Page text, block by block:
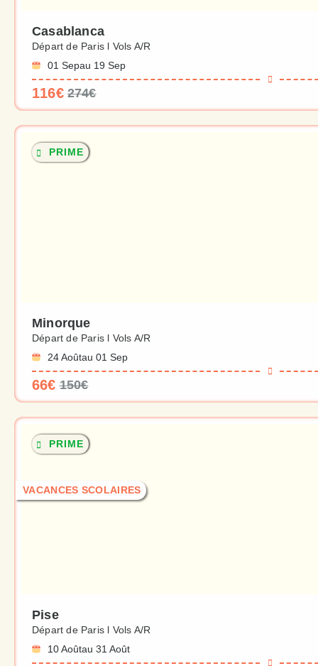
Casablanca
Départ de Paris l Vols A/R
01 Sepau 19 Sep
116€ 274€
PRIME
Minorque
Départ de Paris l Vols A/R
24 Aoûtau 01 Sep
66€ 150€
PRIME
VACANCES SCOLAIRES
Pise
Départ de Paris l Vols A/R
10 Aoûtau 31 Août